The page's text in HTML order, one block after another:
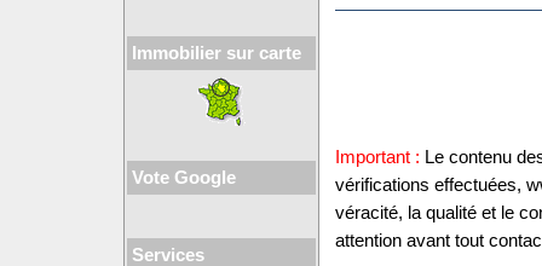
Immobilier sur carte
Vote Google
Services
Important : Le contenu
vérifications effectuées,
véracité, la qualité et le
attention avant tout